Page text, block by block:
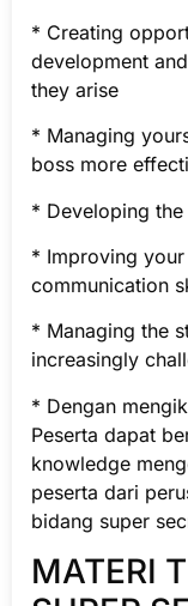
* Creating
development
they arise
* Managing
boss more
* Developing
* Improving
communication
* Managing the
increasingly
* Dengan
Peserta dapat
knowledge
peserta dari
bidang super
MATERI